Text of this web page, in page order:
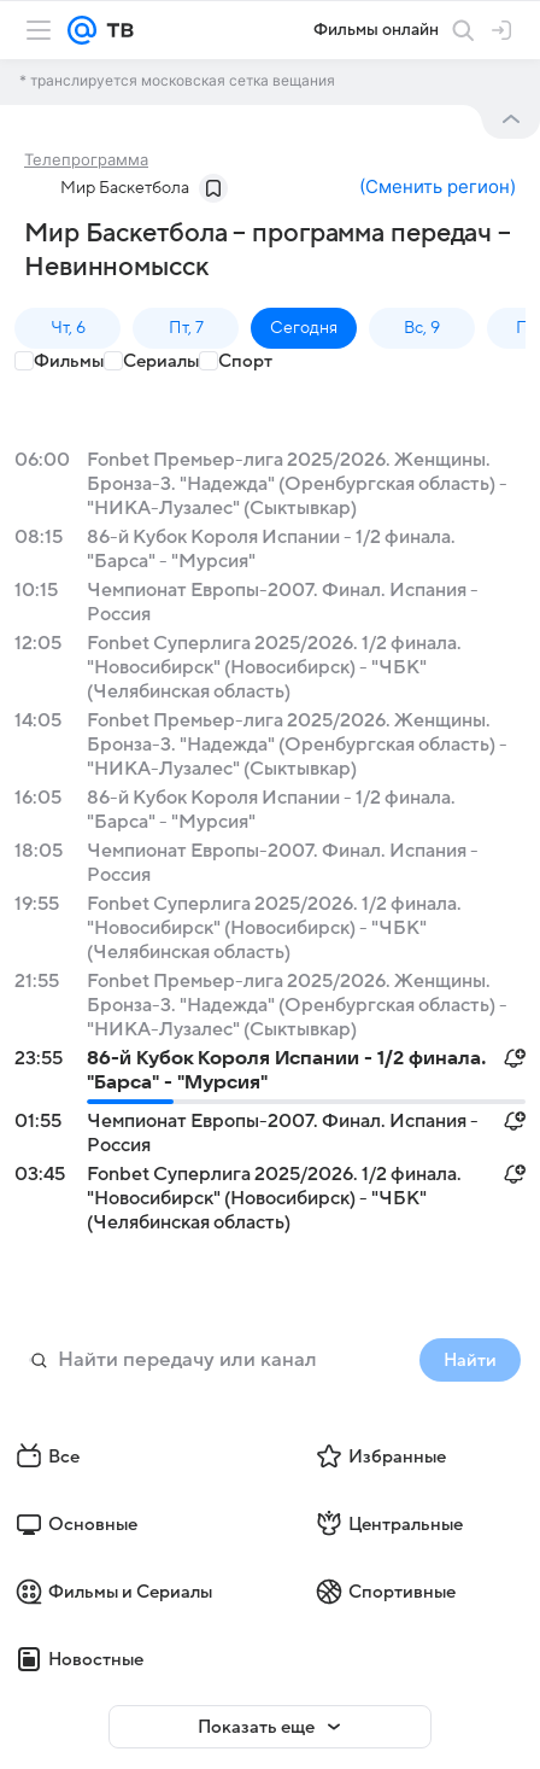
Фильмы онлайн
* транслируется московская сетка вещания
Телепрограмма
Мир Баскетбола (Сменить регион)
Мир Баскетбола – программа передач –
Невинномысск
Чт, 6 Пт, 7 Сегодня Вс, 9
Фильмы Сериалы Спорт
06:00
Fonbet Премьер-лига 2025/2026. Женщины.
Бронза-3. "Надежда" (Оренбургская область) -
"НИКА-Лузалес" (Сыктывкар)
08:15
86-й Кубок Короля Испании - 1/2 финала.
"Барса" - "Мурсия"
10:15
Чемпионат Европы-2007. Финал. Испания -
Россия
12:05
Fonbet Суперлига 2025/2026. 1/2 финала.
"Новосибирск" (Новосибирск) - "ЧБК"
(Челябинская область)
14:05
Fonbet Премьер-лига 2025/2026. Женщины.
Бронза-3. "Надежда" (Оренбургская область) -
"НИКА-Лузалес" (Сыктывкар)
16:05
86-й Кубок Короля Испании - 1/2 финала.
"Барса" - "Мурсия"
18:05
Чемпионат Европы-2007. Финал. Испания -
Россия
19:55
Fonbet Суперлига 2025/2026. 1/2 финала.
"Новосибирск" (Новосибирск) - "ЧБК"
(Челябинская область)
21:55
Fonbet Премьер-лига 2025/2026. Женщины.
Бронза-3. "Надежда" (Оренбургская область) -
"НИКА-Лузалес" (Сыктывкар)
23:55
86-й Кубок Короля Испании - 1/2 финала.
"Барса" - "Мурсия"
01:55
Чемпионат Европы-2007. Финал. Испания -
Россия
03:45
Fonbet Суперлига 2025/2026. 1/2 финала.
"Новосибирск" (Новосибирск) - "ЧБК"
(Челябинская область)
Найти
Все Избранные
Основные Центральные
Фильмы и Сериалы Спортивные
Новостные
Показать еще